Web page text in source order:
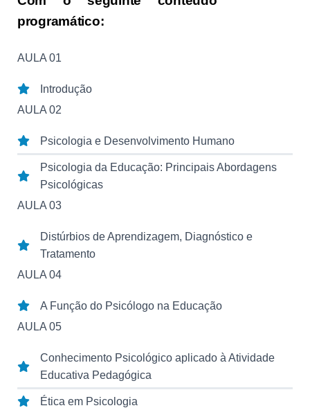
programático:
AULA 01
Introdução
AULA 02
Psicologia e Desenvolvimento Humano
Psicologia da Educação: Principais Abordagens
Psicológicas
AULA 03
Distúrbios de Aprendizagem, Diagnóstico e
Tratamento
AULA 04
A Função do Psicólogo na Educação
AULA 05
Conhecimento Psicológico aplicado à Atividade
Educativa Pedagógica
Ética em Psicologia